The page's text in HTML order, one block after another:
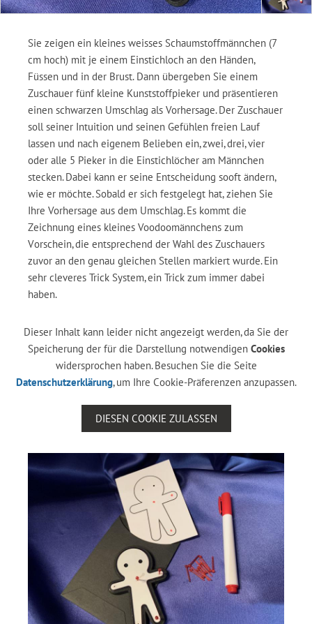
Sie zeigen ein kleines weisses Schaumstoffmännchen (7
cm hoch) mit je einem Einstichloch an den Händen,
Füssen und in der Brust. Dann übergeben Sie einem
Zuschauer fünf kleine Kunststoffpieker und präsentieren
einen schwarzen Umschlag als Vorhersage. Der Zuschauer
soll seiner Intuition und seinen Gefühlen freien Lauf
lassen und nach eigenem Belieben ein, zwei, drei, vier
oder alle 5 Pieker in die Einstichlöcher am Männchen
stecken. Dabei kann er seine Entscheidung sooft ändern,
wie er möchte. Sobald er sich festgelegt hat, ziehen Sie
Ihre Vorhersage aus dem Umschlag. Es kommt die
Zeichnung eines kleines Voodoomännchens zum
Vorschein, die entsprechend der Wahl des Zuschauers
zuvor an den genau gleichen Stellen markiert wurde. Ein
sehr cleveres Trick System, ein Trick zum immer dabei
haben.
Dieser Inhalt kann leider nicht angezeigt werden, da Sie der
Speicherung der für die Darstellung notwendigen Cookies
widersprochen haben. Besuchen Sie die Seite
Datenschutzerklärung, um Ihre Cookie-Präferenzen anzupassen.
DIESEN COOKIE ZULASSEN